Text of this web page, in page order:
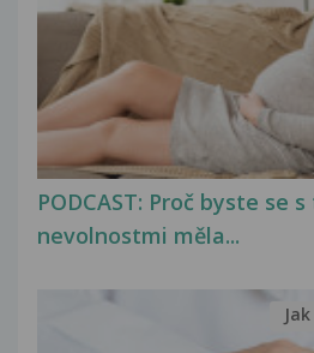
PODCAST: Proč byste se
nevolnostmi měla...